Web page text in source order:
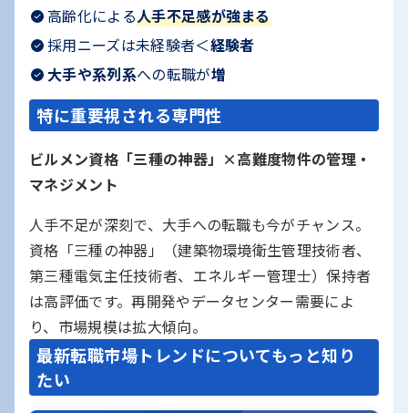
高齢化による人手不足感が強まる
採用ニーズは未経験者＜経験者
大手や系列系への転職が増
特に重要視される専門性
ビルメン資格「三種の神器」×高難度物件の管理・
マネジメント
人手不足が深刻で、大手への転職も今がチャンス。
資格「三種の神器」（建築物環境衛生管理技術者、
第三種電気主任技術者、エネルギー管理士）保持者
は高評価です。再開発やデータセンター需要によ
り、市場規模は拡大傾向。
最新転職市場トレンドについてもっと知り
たい